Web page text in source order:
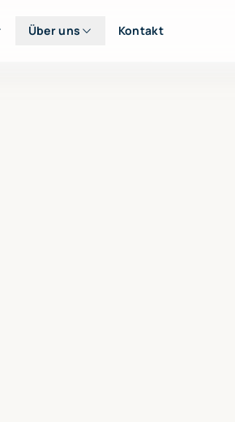
Über uns Kontakt